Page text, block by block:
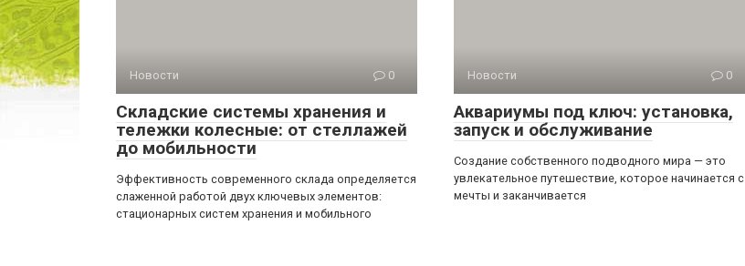
Новости 0
Складские системы хранения и
тележки колесные: от стеллажей
до мобильности
Эффективность современного склада определяется
слаженной работой двух ключевых элементов:
стационарных систем хранения и мобильного
Новости 0
Аквариумы под ключ: установка,
запуск и обслуживание
Создание собственного подводного мира — это
увлекательное путешествие, которое начинается с
мечты и заканчивается